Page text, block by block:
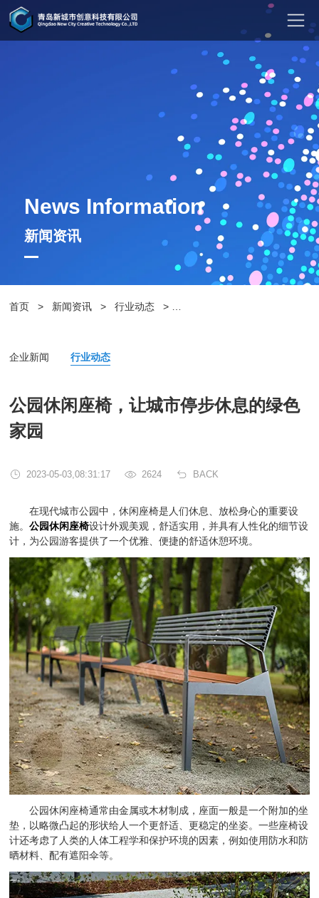
News Information
新闻资讯
首页 > 新闻资讯 > 行业动态 >
企业新闻 行业动态
公园休闲座椅，让城市停步休息的绿色
家园
2023-05-03,08:31:17 2624 BACK
在现代城市公园中，休闲座椅是人们休息、放松身心的重要设
施。公园休闲座椅设计外观美观，舒适实用，并具有人性化的细节设
计，为公园游客提供了一个优雅、便捷的舒适休憩环境。
公园休闲座椅通常由金属或木材制成，座面一般是一个附加的坐
垫，以略微凸起的形状给人一个更舒适、更稳定的坐姿。一些座椅设
计还考虑了人类的人体工程学和保护环境的因素，例如使用防水和防
晒材料、配有遮阳伞等。